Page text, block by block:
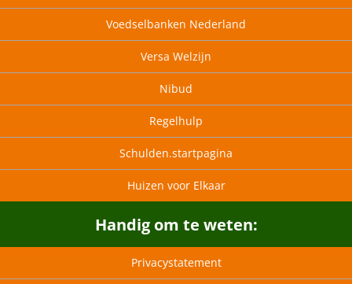
Voedselbanken Nederland
Versa Welzijn
Nibud
Regelhulp
Schulden.startpagina
Huizen voor Elkaar
Handig om te weten:
Privacystatement